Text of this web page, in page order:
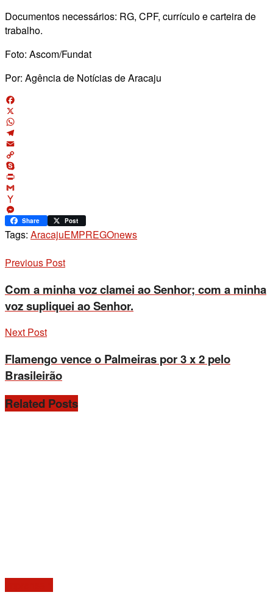
Documentos necessários: RG, CPF, currículo e carteira de
trabalho.
Foto: Ascom/Fundat
Por: Agência de Notícias de Aracaju
Facebook
X
WhatsApp
Telegram
Email
Copy
Link
Skype
Print
Gmail
Yahoo
Mail
Messenger
Share Post
Tags: AracajuEMPREGOnews
Previous Post
Com a minha voz clamei ao Senhor; com a minha
voz supliquei ao Senhor.
Next Post
Flamengo vence o Palmeiras por 3 x 2 pelo
Brasileirão
Related Posts